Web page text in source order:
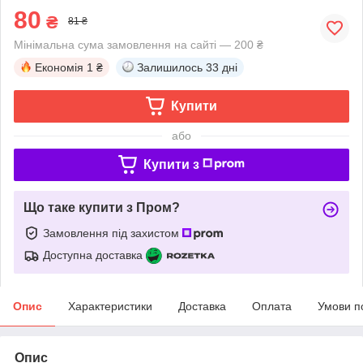
80 ₴ 81 ₴
Мінімальна сума замовлення на сайті — 200 ₴
Економія 1 ₴ Залишилось 33 дні
Купити
або
Купити з
Що таке купити з Пром?
Замовлення під захистом
Доступна доставка
Опис Характеристики Доставка Оплата Умови
Опис